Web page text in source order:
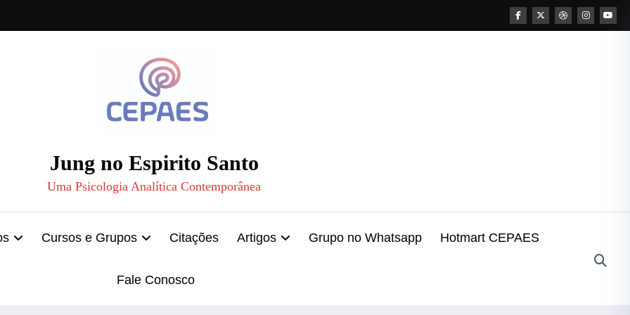
Jung no Espirito Santo
Uma Psicologia Analítica Contemporânea
Cursos e Grupos Citações Artigos Grupo no Whatsapp Hotmart CEPAES
Fale Conosco